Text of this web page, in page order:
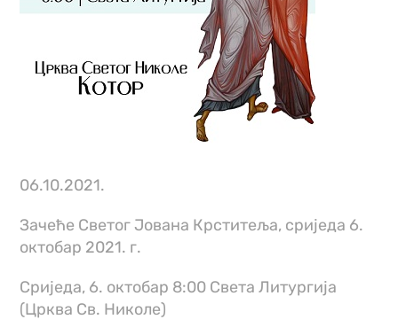
06.10.2021.
Зачеће Светог Јована Крститеља, сриједа 6.
октобар 2021. г.
Сриједа, 6. октобар 8:00 Света Литургија
(Црква Св. Николе)